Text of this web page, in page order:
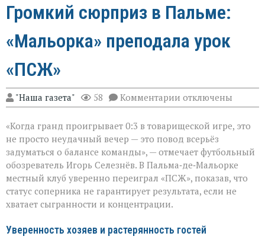
Громкий сюрприз в Пальме:
«Мальорка» преподала урок
«ПСЖ»
"Наша газета" 58 Комментарии к
записи
сюрприз
в
Пальме:
«Мальорка»
преподала
урок
«ПСЖ»
отключены
«Когда гранд проигрывает 0:3 в товарищеской игре, это
не просто неудачный вечер — это повод всерьёз
задуматься о балансе команды», — отмечает футбольный
обозреватель Игорь Селезнёв. В Пальма‑де‑Мальорке
местный клуб уверенно переиграл «ПСЖ», показав, что
статус соперника не гарантирует результата, если не
хватает сыгранности и концентрации.
Уверенность хозяев и растерянность гостей